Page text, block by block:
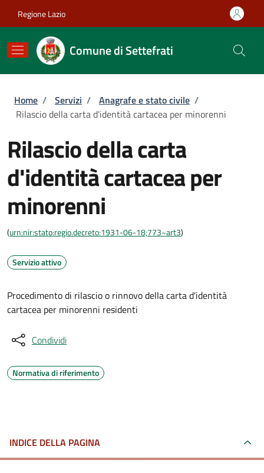
Regione Lazio
Comune di Settefrati
Briciole di pane
Home / Servizi / Anagrafe e stato civile /
Rilascio della carta d'identità cartacea per minorenni
Rilascio della carta
d'identità cartacea per
minorenni
(urn:nir:stato:regio.decreto:1931-06-18;773~art3)
Servizio attivo
Procedimento di rilascio o rinnovo della carta d'identità
cartacea per minorenni residenti
Condividi
Normativa di riferimento
INDICE DELLA PAGINA